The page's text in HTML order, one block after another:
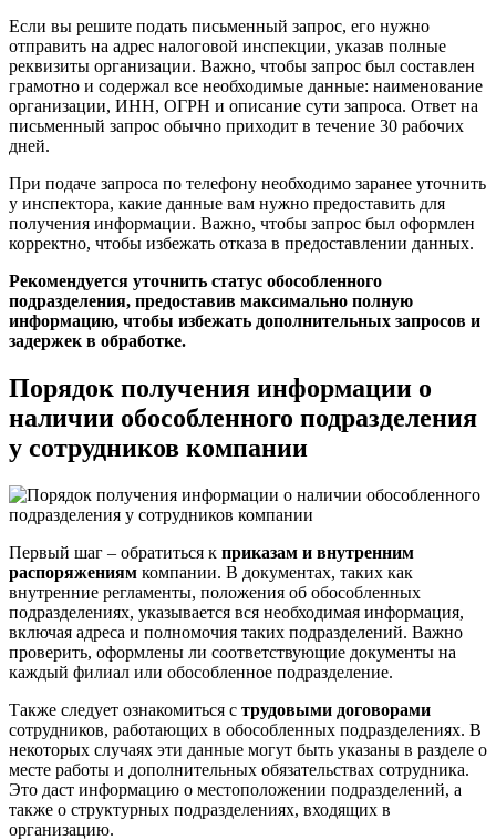
Если вы решите подать письменный запрос, его нужно
отправить на адрес налоговой инспекции, указав полные
реквизиты организации. Важно, чтобы запрос был составлен
грамотно и содержал все необходимые данные: наименование
организации, ИНН, ОГРН и описание сути запроса. Ответ на
письменный запрос обычно приходит в течение 30 рабочих
дней.
При подаче запроса по телефону необходимо заранее уточнить
у инспектора, какие данные вам нужно предоставить для
получения информации. Важно, чтобы запрос был оформлен
корректно, чтобы избежать отказа в предоставлении данных.
Рекомендуется уточнить статус обособленного
подразделения, предоставив максимально полную
информацию, чтобы избежать дополнительных запросов и
задержек в обработке.
Порядок получения информации о
наличии обособленного подразделения
у сотрудников компании
Первый шаг – обратиться к приказам и внутренним
распоряжениям компании. В документах, таких как
внутренние регламенты, положения об обособленных
подразделениях, указывается вся необходимая информация,
включая адреса и полномочия таких подразделений. Важно
проверить, оформлены ли соответствующие документы на
каждый филиал или обособленное подразделение.
Также следует ознакомиться с трудовыми договорами
сотрудников, работающих в обособленных подразделениях. В
некоторых случаях эти данные могут быть указаны в разделе о
месте работы и дополнительных обязательствах сотрудника.
Это даст информацию о местоположении подразделений, а
также о структурных подразделениях, входящих в
организацию.